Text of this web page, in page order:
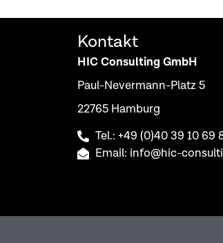
Kontakt
HIC Consulting GmbH
Paul-Nevermann-Platz 5
22765 Hamburg
Tel.: +49 (0)40 39 10 69
Email: info@hic-